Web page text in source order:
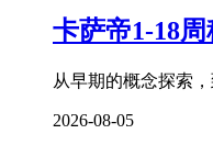
卡萨帝1-18
从早期的概念探索
2026-08-05